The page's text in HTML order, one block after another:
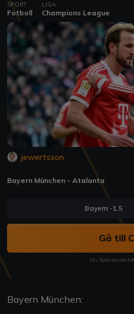
SPORT
Fotboll
LIGA
Champions League
jewertsson
Bayern München - Atalanta
Bayern -1.5
Gå till
18+ Spela ansvarsfullt
Bayern München: